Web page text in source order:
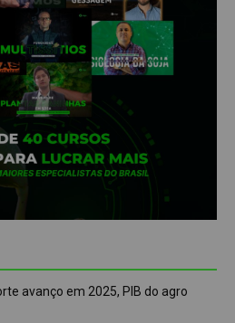
avanço em 2025, PIB do agro